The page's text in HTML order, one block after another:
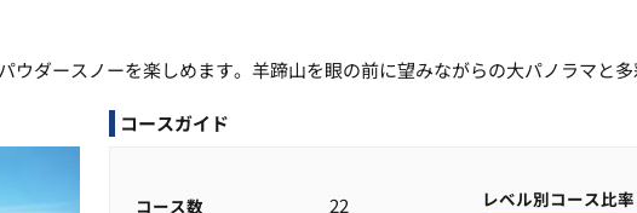
ダースノーを楽しめます。羊蹄山を眼の前に望みながらの大パノラマと
コースガイド
コース数 22 レベル別コース比率